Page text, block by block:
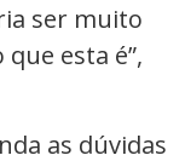
ser muito
esta é”,
as dúvidas